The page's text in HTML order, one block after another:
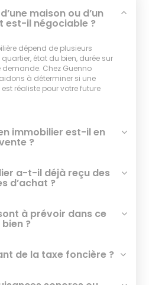
maison ou d’un
est-il négociable ?
dépend de plusieurs
état du bien, durée sur
Chez Guenno
à déterminer si une
réaliste pour votre future
immobilier est-il en
?
a-t-il déjà reçu des
d’achat ?
à prévoir dans ce
bien ?
de la taxe foncière ?